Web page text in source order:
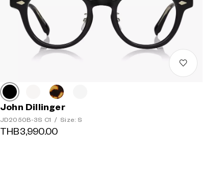
John Dillinger
JD2050B-3S C1 / Size: S
THB3,990.00